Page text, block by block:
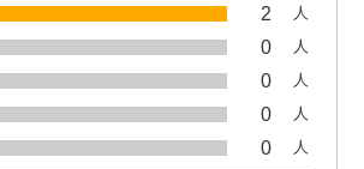
2 人
0 人
0 人
0 人
0 人